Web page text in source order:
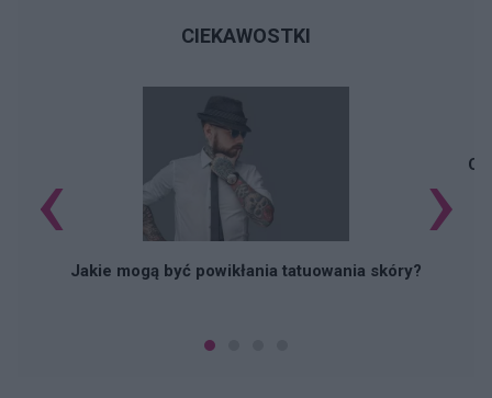
CIEKAWOSTKI
Jakie mogą być powikłania tatuowania skóry?
‹ ›